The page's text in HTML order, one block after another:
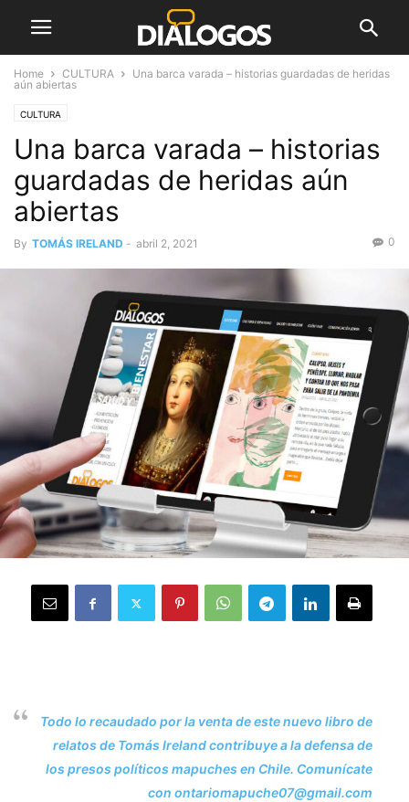
Home CULTURA
Una barca varada – historias guardadas de heridas
aún abiertas
CULTURA
Una barca varada – historias
guardadas de heridas aún
abiertas
By TOMÁS IRELAND - abril 2, 2021 0
Todo lo recaudado por la venta de este nuevo libro de
relatos de Tomás Ireland contribuye a la defensa de
los presos políticos mapuches en Chile. Comunícate
con ontariomapuche07@gmail.com